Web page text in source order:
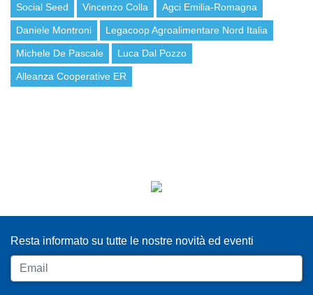
Social Seed Vincenzo Colla Agci Emilia-Romagna
Daniele Montroni Legacoop Agroalimentare Nord Italia
Michele De Pascale Luca Dal Pozzo
Alleanza Cooperative ER
Resta informato su tutte le nostre novità ed eventi
Email